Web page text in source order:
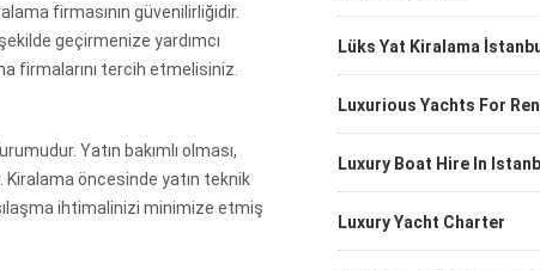
firmasının güvenilirliğidir.
geçirmenize yardımcı
firmalarını tercih etmelisiniz.
Yatın bakımlı olması,
öncesinde yatın teknik
ihtimalinizi minimize etmiş
Lüks Yat Kiralama
Luxurious Yachts For
Luxury Boat Hire In
Luxury Yacht Charter